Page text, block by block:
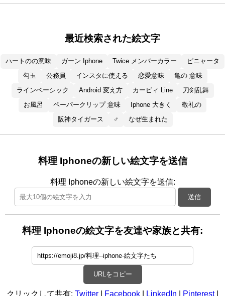
最近検索された絵文字
ハートのの意味 ガーン Iphone Twice メンバーカラー
ピニャータ
勾玉
公務員 インスタに使える 恋愛意味
亀の 意味
ラインベーシック
Android 変え方 カービィ Line
刀剣乱舞
お風呂
ペーパークリップ 意味 Iphone 大きく
敬礼の
阪神タイガース
♂ なぜ生まれた
料理 Iphoneの新しい絵文字を送信
料理 Iphoneの新しい絵文字を送信:
送信
料理 Iphoneの絵文字を友達や家族と共有:
URLをコピー
クリックして共有: Twitter Facebook LinkedIn Pinterest|